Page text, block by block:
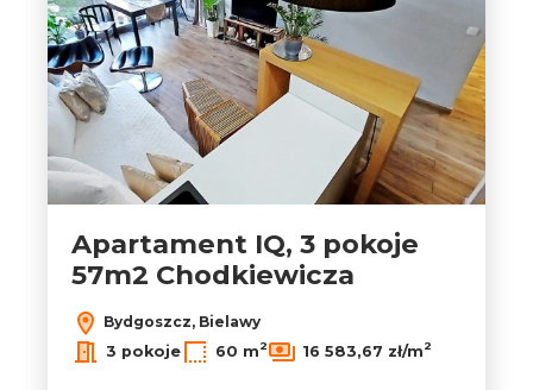
Apartament IQ, 3 pokoje
57m2 Chodkiewicza
Bydgoszcz, Bielawy
3 pokoje
60 m2 16 583,67 zł/m2